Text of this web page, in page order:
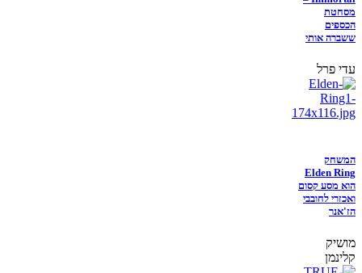
מסחטת
הכספים
ששברה אותי
עדי פרל
המשחק
Elden Ring
הוא מסע קסום
ואכזרי לחובבי
הז'אנר
מושיק
קלינמן